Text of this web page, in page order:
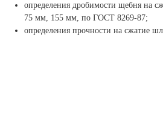
определения дробимости щебня на
75 мм, 155 мм, по ГОСТ 8269-87;
определения прочности на сжатие